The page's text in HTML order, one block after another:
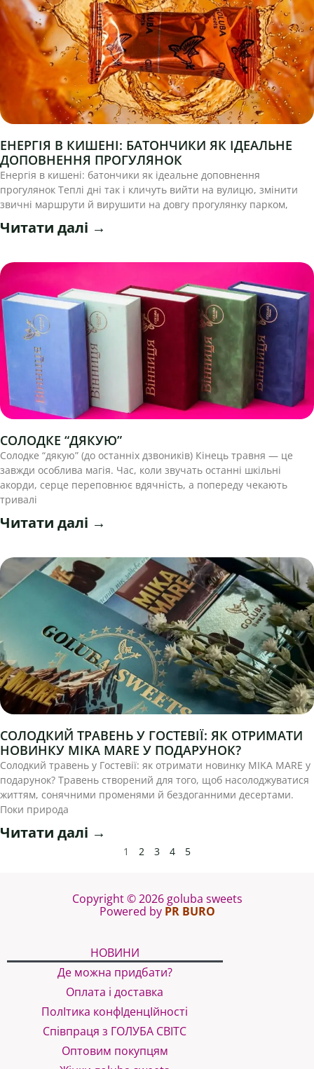
ЕНЕРГІЯ В КИШЕНІ: БАТОНЧИКИ ЯК ІДЕАЛЬНЕ
ДОПОВНЕННЯ ПРОГУЛЯНОК
Енергія в кишені: батончики як ідеальне доповнення
прогулянок Теплі дні так і кличуть вийти на вулицю, змінити
звичні маршрути й вирушити на довгу прогулянку парком,
Читати далі →
СОЛОДКЕ “ДЯКУЮ”
Солодке “дякую” (до останніх дзвоників) Кінець травня — це
завжди особлива магія. Час, коли звучать останні шкільні
акорди, серце переповнює вдячність, а попереду чекають
тривалі
Читати далі →
СОЛОДКИЙ ТРАВЕНЬ У ГОСТЕВІЇ: ЯК ОТРИМАТИ
НОВИНКУ MIKA MARE У ПОДАРУНОК?
Солодкий травень у Гостевії: як отримати новинку MIKA MARE у
подарунок? Травень створений для того, щоб насолоджуватися
життям, сонячними променями й бездоганними десертами.
Поки природа
Читати далі →
1 2 3 4 5
Copyright © 2026 goluba sweets
Powered by PR BURO
НОВИНИ
Де можна придбати?
Оплата і доставка
ПолІтика конфІденцІйності
Співпраця з ГОЛУБА СВІТС
Оптовим покупцям